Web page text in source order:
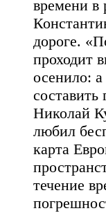
времени в
дороге.
проходит
осенило: а
Николай
любил
карта
течение